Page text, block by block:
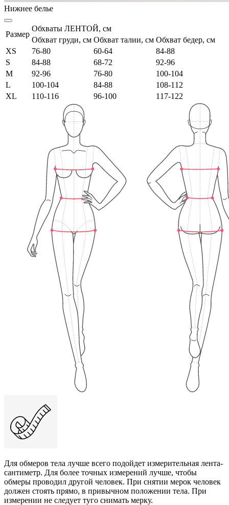
Нижнее белье
Размер
Обхваты ЛЕНТОЙ, см
Обхват груди, см Обхват талии, см Обхват бедер, см
XS
76-80 60-64
84-88
S
84-88 68-72
92-96
M
92-96 76-80
100-104
L
100-104 84-88
108-112
XL
110-116 96-100 117-122
Для обмеров тела лучше всего подойдет измерительная лента-
сантиметр. Для более точных измерений лучше, чтобы
обмеры проводил другой человек. При снятии мерок человек
должен стоять прямо, в привычном положении тела. При
измерении не следует туго снимать мерку.